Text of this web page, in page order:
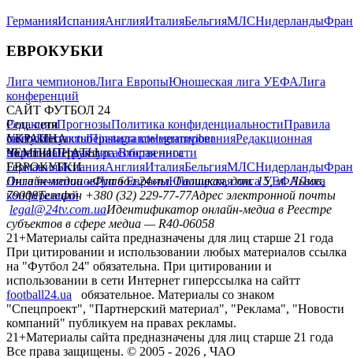
ГерманияИспанияАнглияИталияБельгияМЛСНидерланды
ЕВРОКУБКИ
Лига чемпионовЛига ЕвропыЮношеская лига УЕФАЛига
конференций
САЙТ ФУТБОЛ 24
РедакцияПрогнозыПолитика конфиденциальностиПравила
сайтуКонтактыПравила комментированияРедакционная
политикаСтруктура собственности
Соц. сети
facebookxyoutubeinstagramtelegramviber
УКРАИНА
УкраинаПервая лигаВторая лига
ЧЕМПИОНАТЫ
ГерманияИспанияАнглияИталияБельгияМЛСНидерланды
ЕВРОКУБКИ
Лига чемпионовЛига ЕвропыЮношеская лига УЕФАЛига
конференций
Онлайн-медиа «Футбол 24»пл. Галицкая, дом. 15, м. Львов,
79008Телефон +380 (32) 229-77-77Адрес электронной почты
legal@24tv.com.uaИдентификатор онлайн-медиа в Реестре
субъектов в сфере медиа — R40-06058
21+Материалы сайта предназначены для лиц старше 21 года
При цитировании и использовании любых материалов ссылка
на "Футбол 24" обязательна. При цитировании и
использовании в сети Интернет гиперссылка на сайтт
football24.ua
обязательное. Материалы со знаком
"Спецпроект", "Партнерский материал", "Реклама", "Новости
компаний" публикуем на правах рекламы.
21+Материалы сайта предназначены для лиц старше 21 года
Все права защищены. © 2005 - 2026 , ЧАО